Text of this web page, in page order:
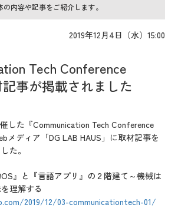
ース
料
サイト
の内容や記事をご紹介します。
2019年12月4日（水）15:00
Tech Conference
記事が掲載されました
した『Communication Tech Conference
メディア「DG LAB HAUS」に取材記事を
た。
』と『言語アプリ』の２階建て～機械は
理解する
2019/12/03-communicationtech-01/